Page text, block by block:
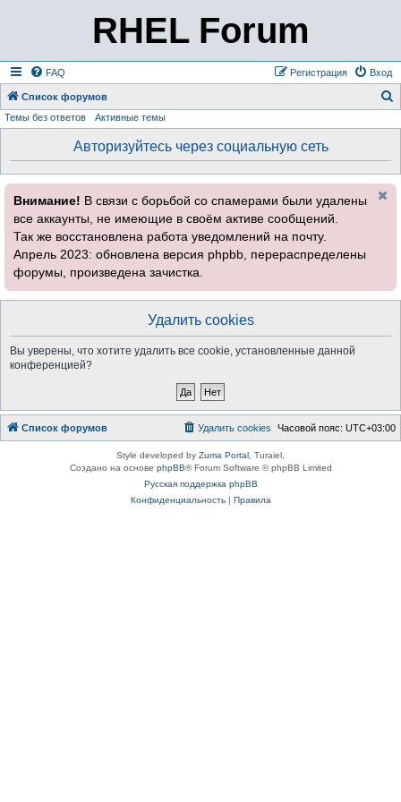
RHEL Forum
FAQ Вход
Регистрация
Список форумов
Темы без ответов Активные темы
Авторизуйтесь через социальную сеть
Внимание! В связи с борьбой со спамерами были удалены
все аккаунты, не имеющие в своём активе сообщений.
Так же восстановлена работа уведомлений на почту.
Апрель 2023: обновлена версия phpbb, перераспределены
форумы, произведена зачистка.
Удалить cookies
Вы уверены, что хотите удалить все cookie, установленные данной
конференцией?
Список форумов Часовой пояс: UTC+03:00
Удалить cookies
Style developed by Zuma Portal , Turaiel,
Создано на основе phpBB® Forum Software © phpBB Limited
Русская поддержка phpBB
Конфиденциальность| Правила